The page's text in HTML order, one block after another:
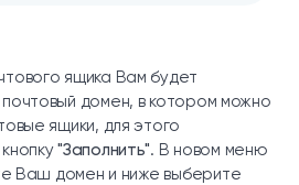
ящика Вам будет
домен, в котором можно
ящики, для этого
"Заполнить". В новом меню
Ваш домен и ниже выберите